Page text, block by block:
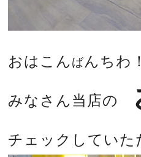
おはこん ばんちわ！
みなさん当店の
チェックしていた